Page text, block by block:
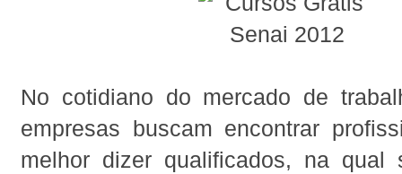
No cotidiano do mercado de
empresas buscam encontrar
melhor dizer qualificados, na qual